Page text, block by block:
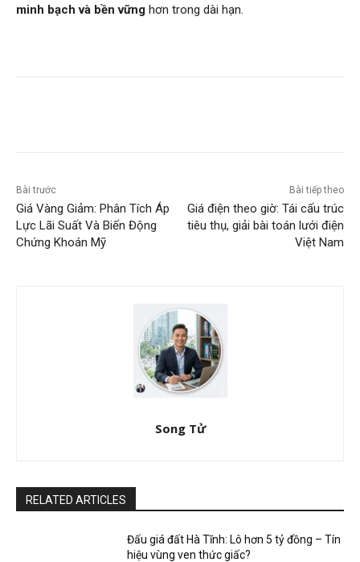
minh bạch và bền vững hơn trong dài hạn.
Bài trước
Giá Vàng Giảm: Phân Tích Áp
Lực Lãi Suất Và Biến Động
Chứng Khoán Mỹ
Bài tiếp theo
Giá điện theo giờ: Tái cấu trúc
tiêu thụ, giải bài toán lưới điện
Việt Nam
Song Tử
RELATED ARTICLES
Đấu giá đất Hà Tĩnh: Lô hơn 5 tỷ đồng – Tín
hiệu vùng ven thức giấc?